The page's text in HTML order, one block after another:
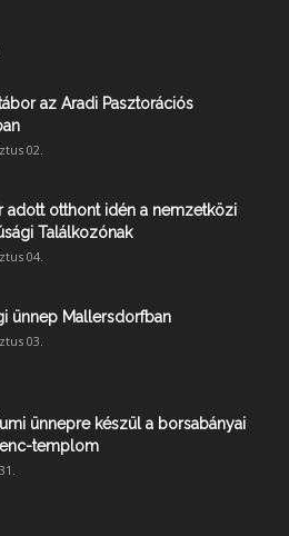
az Aradi Pasztorációs
02.
adott otthont idén a nemzetközi
Találkozónak
04.
ünnep Mallersdorfban
03.
ünnepre készül a borsabányai
templom